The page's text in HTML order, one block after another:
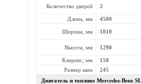
Количество дверей 2
Длина, мм 4500
Ширина, мм 1810
Высота, мм 1290
Клиренс, мм
150
Размер шин
245
Двигатель и топливо Mercedes-Benz